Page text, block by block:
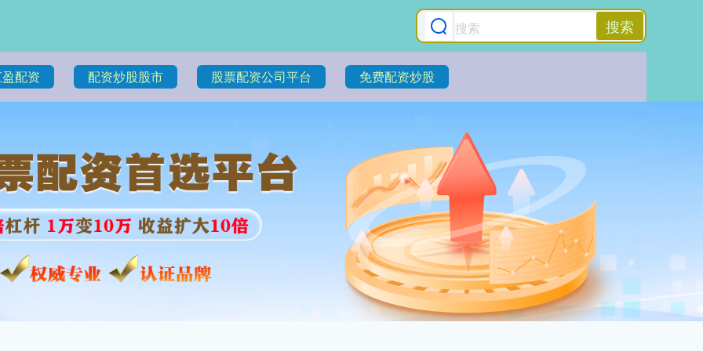
搜索
配资 配资炒股股市 股票配资公司平台 免费配资炒股